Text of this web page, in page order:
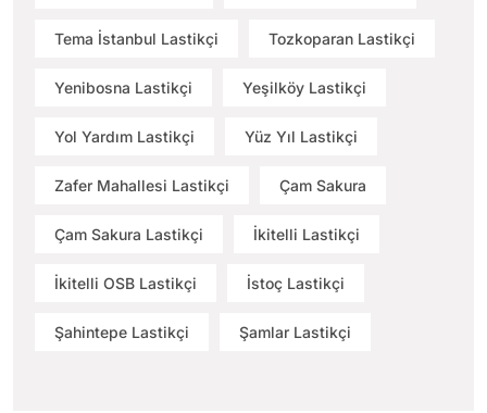
Tema İstanbul Lastikçi Tozkoparan Lastikçi
Yenibosna Lastikçi Yeşilköy Lastikçi
Yol Yardım Lastikçi Yüz Yıl Lastikçi
Zafer Mahallesi Lastikçi Çam Sakura
Çam Sakura Lastikçi İkitelli Lastikçi
İkitelli OSB Lastikçi İstoç Lastikçi
Şahintepe Lastikçi Şamlar Lastikçi